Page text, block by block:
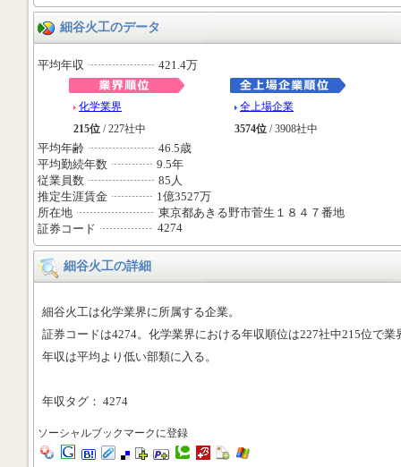
細谷火工のデータ
平均年収 421.4万
化学業界
215位 / 227社中
全上場企業
3574位 / 3908社中
平均年齢
46.5歳
平均勤続年数
9.5年
従業員数
85人
推定生涯賃金
1億3527万
所在地
東京都あきる野市菅生１８４７番地
証券コード
4274
細谷火工の詳細
細谷火工は化学業界に所属する企業。
証券コードは4274。化学業界における年収順位は227社中215位で業
年収は平均より低い部類に入る。
年収タグ： 4274
ソーシャルブックマークに登録